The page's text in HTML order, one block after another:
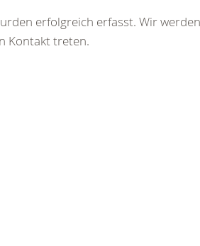
erfolgreich erfasst. Wir
Kontakt treten.